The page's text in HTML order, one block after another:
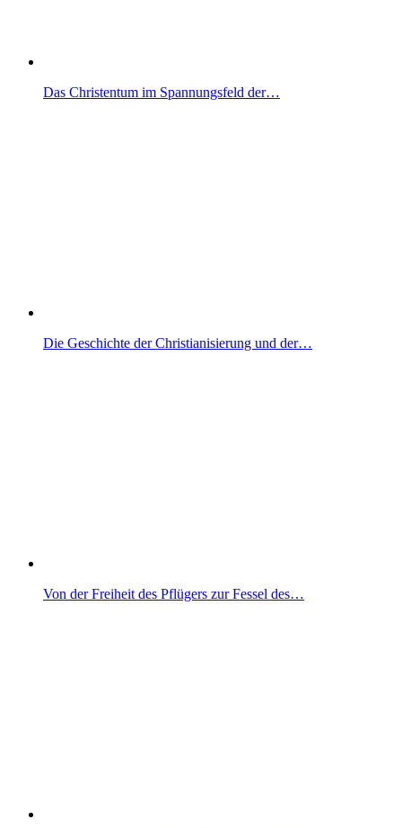
Das Christentum im Spannungsfeld der…
Die Geschichte der Christianisierung und der…
Von der Freiheit des Pflügers zur Fessel des…